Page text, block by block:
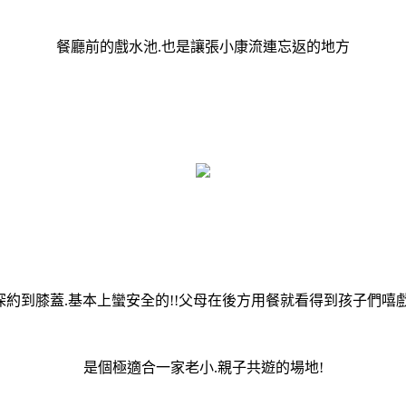
餐廳前的戲水池.也是讓張小康流連忘返的地方
約到膝蓋.基本上蠻安全的!!父母在後方用餐就看得到孩子們嘻
是個極適合一家老小.親子共遊的場地!